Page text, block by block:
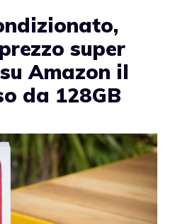
super
Amazon il
da 128GB